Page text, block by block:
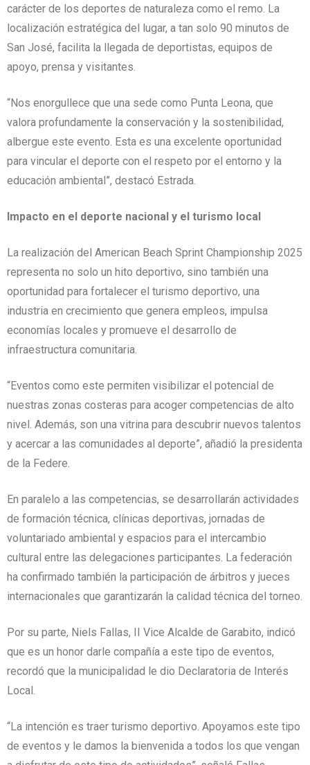
carácter de los deportes de naturaleza como el remo. La
localización estratégica del lugar, a tan solo 90 minutos de
San José, facilita la llegada de deportistas, equipos de
apoyo, prensa y visitantes.
“Nos enorgullece que una sede como Punta Leona, que
valora profundamente la conservación y la sostenibilidad,
albergue este evento. Esta es una excelente oportunidad
para vincular el deporte con el respeto por el entorno y la
educación ambiental”, destacó Estrada.
Impacto en el deporte nacional y el turismo local
La realización del American Beach Sprint Championship 2025
representa no solo un hito deportivo, sino también una
oportunidad para fortalecer el turismo deportivo, una
industria en crecimiento que genera empleos, impulsa
economías locales y promueve el desarrollo de
infraestructura comunitaria.
“Eventos como este permiten visibilizar el potencial de
nuestras zonas costeras para acoger competencias de alto
nivel. Además, son una vitrina para descubrir nuevos talentos
y acercar a las comunidades al deporte”, añadió la presidenta
de la Federe.
En paralelo a las competencias, se desarrollarán actividades
de formación técnica, clínicas deportivas, jornadas de
voluntariado ambiental y espacios para el intercambio
cultural entre las delegaciones participantes. La federación
ha confirmado también la participación de árbitros y jueces
internacionales que garantizarán la calidad técnica del torneo.
Por su parte, Niels Fallas, II Vice Alcalde de Garabito, indicó
que es un honor darle compañía a este tipo de eventos,
recordó que la municipalidad le dio Declaratoria de Interés
Local.
“La intención es traer turismo deportivo. Apoyamos este tipo
de eventos y le damos la bienvenida a todos los que vengan